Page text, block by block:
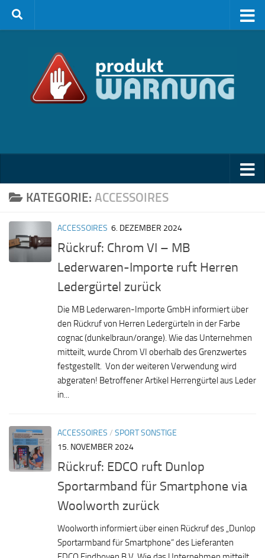
Zum Inhalt springen
KATEGORIE: ACCESSOIRES
ACCESSOIRES 6. DEZEMBER 2024
Rückruf: Chrom VI – MB
Lederwaren-Importe ruft Herren
Ledergürtel zurück
Die MB Lederwaren-Importe GmbH informiert über
den Rückruf von Herren Ledergürteln in der Farbe
cognac (dunkelbraun/orange). Wie das Unternehmen
mitteilt, wurde Chrom VI oberhalb des Grenzwertes
festgestellt. Von der weiteren Verwendung wird
abgeraten! Betroffener Artikel Herrengürtel aus Leder
in...
ACCESSOIRES / SPORT SONSTIGE
15. NOVEMBER 2024
Rückruf: EDCO ruft Dunlop
Sportarmband für Smartphone via
Woolworth zurück
Woolworth informiert über einen Rückruf des „Dunlop
Sportarmband für Smartphone“ des Lieferanten